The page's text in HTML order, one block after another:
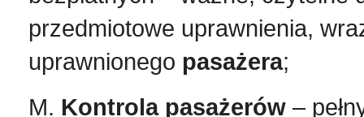
przedmiotowe uprawnienia,
uprawnionego pasażera;
M. Kontrola pasażerów –